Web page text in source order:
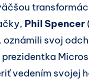
Phil Spencer
svoj
vedením svojej